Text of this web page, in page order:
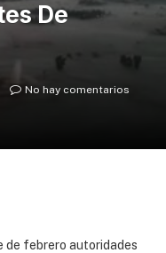
De
No hay comentarios
de febrero autoridades